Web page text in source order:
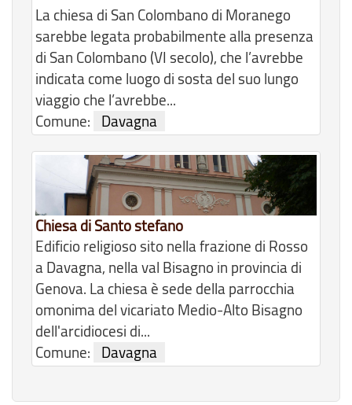
La chiesa di San Colombano di Moranego
sarebbe legata probabilmente alla presenza
di San Colombano (VI secolo), che l’avrebbe
indicata come luogo di sosta del suo lungo
viaggio che l’avrebbe...
Comune:
Davagna
Chiesa di Santo stefano
Edificio religioso sito nella frazione di Rosso
a Davagna, nella val Bisagno in provincia di
Genova. La chiesa è sede della parrocchia
omonima del vicariato Medio-Alto Bisagno
dell'arcidiocesi di...
Comune:
Davagna